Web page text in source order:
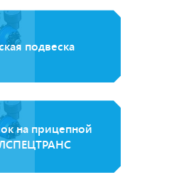
подвеска
на прицепной